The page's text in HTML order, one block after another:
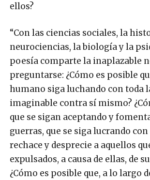
ellos?
“Con las ciencias sociales, la
neurociencias, la biología y la
poesía comparte la inaplazable
preguntarse: ¿Cómo es posible
humano siga luchando con toda
imaginable contra sí mismo?
que se sigan aceptando y
guerras, que se siga lucrando con
rechace y desprecie a aquellos
expulsados, a causa de ellas, de
¿Cómo es posible que, a lo largo